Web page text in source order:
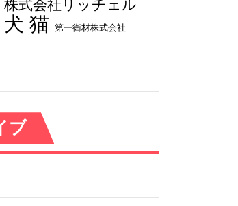
株式会社リッチェル
犬 猫 第一衛材株式会社
ブ